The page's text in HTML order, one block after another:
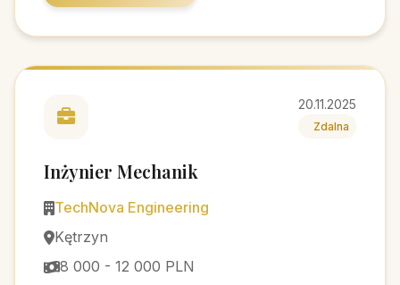
20.11.2025
Zdalna
Inżynier Mechanik
TechNova Engineering
Kętrzyn
8 000 - 12 000 PLN